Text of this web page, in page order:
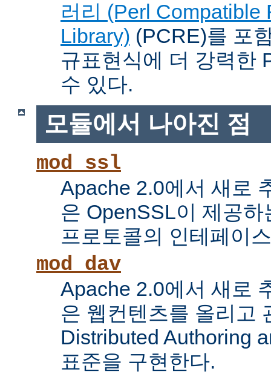
러리 (Perl Compatible
Library) (PCRE)를 포
규표현식에 더 강력한
수 있다.
모듈에서 나아진 점
mod_ssl
Apache 2.0에서 새로
은 OpenSSL이 제공
프로토콜의 인테페이
mod_dav
Apache 2.0에서 새로
은 웹컨텐츠를 올리고
Distributed Authoring
표준을 구현한다.